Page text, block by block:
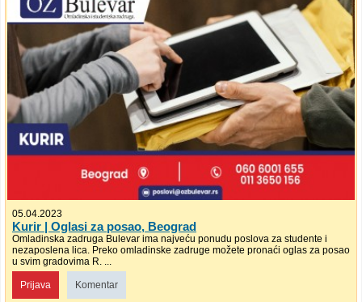
05.04.2023
Kurir | Oglasi za posao, Beograd
Omladinska zadruga Bulevar ima najveću ponudu poslova za studente i
nezaposlena lica. Preko omladinske zadruge možete pronaći oglas za posao
u svim gradovima R. ...
Prijava Komentar